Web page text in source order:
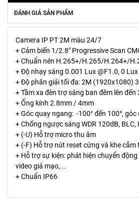
ĐÁNH GIÁ SẢN PHẨM
Camera IP PT 2M màu 24/7
+ Cảm biến 1/2.8" Progressive Scan
+ Chuẩn nén H.265+/H.265/H.264+/
+ Độ nhạy sáng 0.001 Lux @F1.0, 0
+ Độ phân giải tối đa: 2M (1920x1080)
+ Tầm xa đèn trợ sáng ban đêm lên đến
+ Ống kính 2.8mm / 4mm
+ Góc quay ngang: -100° đến 100°, góc
+ Chống ngược sáng WDR 120dB, BLC,
+ (-U) Hỗ trợ micro thu âm
+ (-F) Hỗ trợ nút reset cứng và khe cắm
+ Hỗ trợ sự kiện: phát hiện chuyển
video giả mạo,...
+ Chuẩn IP66